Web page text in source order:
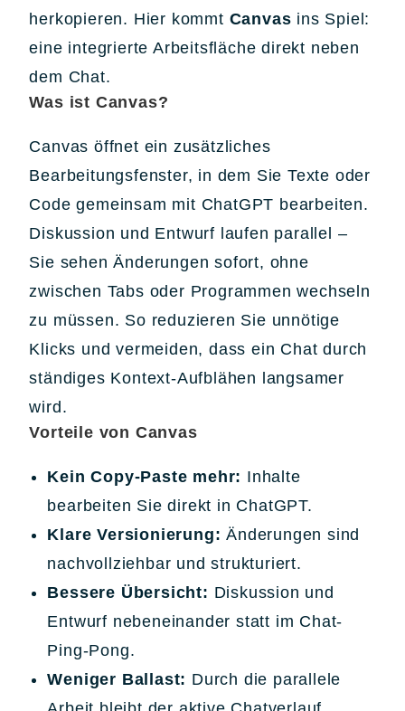
herkopieren. Hier kommt Canvas ins Spiel:
eine integrierte Arbeitsfläche direkt neben
dem Chat.
Was ist Canvas?
Canvas öffnet ein zusätzliches
Bearbeitungsfenster, in dem Sie Texte oder
Code gemeinsam mit ChatGPT bearbeiten.
Diskussion und Entwurf laufen parallel –
Sie sehen Änderungen sofort, ohne
zwischen Tabs oder Programmen wechseln
zu müssen. So reduzieren Sie unnötige
Klicks und vermeiden, dass ein Chat durch
ständiges Kontext-Aufblähen langsamer
wird.
Vorteile von Canvas
Kein Copy-Paste mehr: Inhalte
bearbeiten Sie direkt in ChatGPT.
Klare Versionierung: Änderungen sind
nachvollziehbar und strukturiert.
Bessere Übersicht: Diskussion und
Entwurf nebeneinander statt im Chat-
Ping-Pong.
Weniger Ballast: Durch die parallele